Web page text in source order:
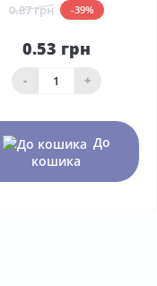
0.87 грн -39%
0.53 грн
- +
До
кошика